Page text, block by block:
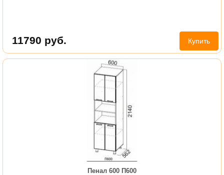
11790 руб. Купить
Пенал 600 П600